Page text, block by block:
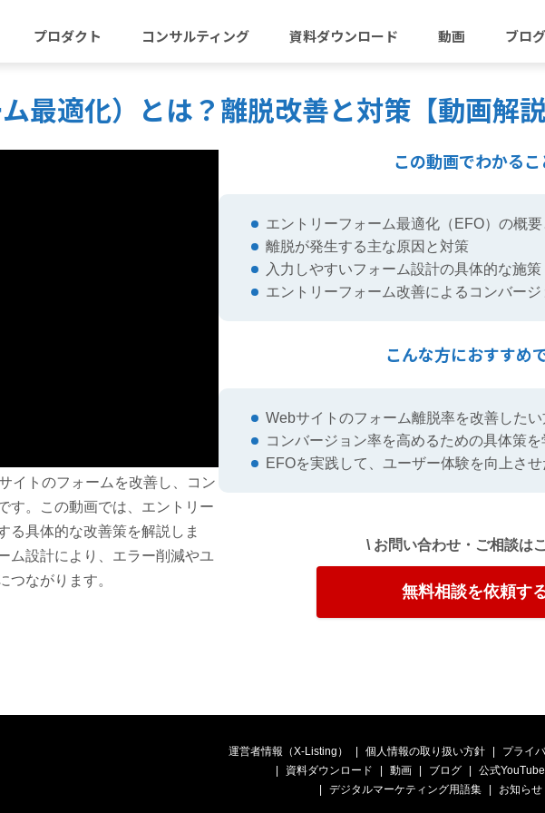
プロダクト コンサルティング 資料ダウンロード 動画 ブログ
最適化）とは？離脱改善と対策【動画解説
イトのフォームを改善し、コン
す。この動画では、エントリー
る具体的な改善策を解説しま
ム設計により、エラー削減やユ
つながります。
この動画でわかるこ
エントリーフォーム最適化（EFO）の概要
離脱が発生する主な原因と対策
入力しやすいフォーム設計の具体的な施策
エントリーフォーム改善によるコンバー
こんな方におすすめ
Webサイトのフォーム離脱率を改善したい
コンバージョン率を高めるための具体策
EFOを実践して、ユーザー体験を向上さ
\ お問い合わせ・ご相談は
無料相談を依頼す
運営者情報（X-Listing） 個人情報の取り扱い方針 プライ
資料ダウンロード
動画 ブログ 公式YouTube
デジタルマーケティング用語集
お知らせ